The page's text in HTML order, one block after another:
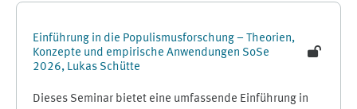
Einführung in die Populismusforschung – Theorien,
Konzepte und empirische Anwendungen SoSe
2026, Lukas Schütte
Dieses Seminar bietet eine umfassende Einführung in